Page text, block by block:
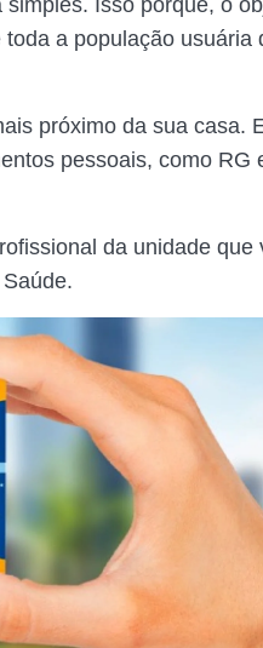
Isso porque, o
a população usuária
próximo da sua casa.
pessoais, como RG
da unidade que